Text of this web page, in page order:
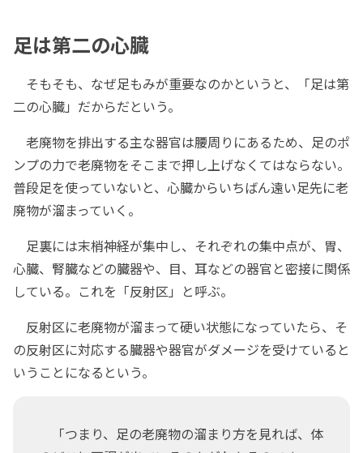
足は第二の心臓
そもそも、なぜ足もみが重要なのかというと、「足は第
二の心臓」だからだという。
老廃物を排出する主な器官は腰周りにあるため、足のポ
ンプの力で老廃物をそこまで押し上げなくてはならない。
普段足を使っていないと、心臓からいちばん遠い足先に老
廃物が溜まっていく。
足裏には末梢神経が集中し、それぞれの集中点が、胃、
心臓、腎臓などの臓器や、目、耳などの器官と密接に関係
している。これを「反射区」と呼ぶ。
反射区に老廃物が溜まって硬い状態になっていたら、そ
の反射区に対応する臓器や器官がダメージを受けていると
いうことになるという。
「つまり、足の老廃物の溜まり方を見れば、体